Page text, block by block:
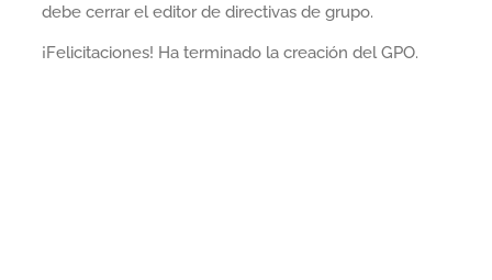
debe cerrar el editor de directivas de grupo.
¡Felicitaciones! Ha terminado la creación del GPO.